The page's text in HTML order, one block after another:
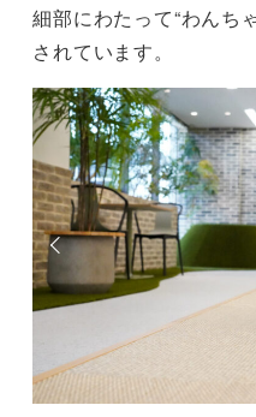
細部にわたって“わんち
されています。